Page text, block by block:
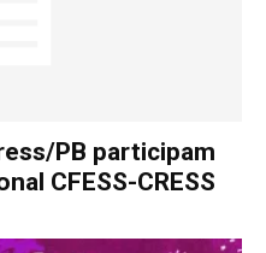
PB participam
CFESS-CRESS